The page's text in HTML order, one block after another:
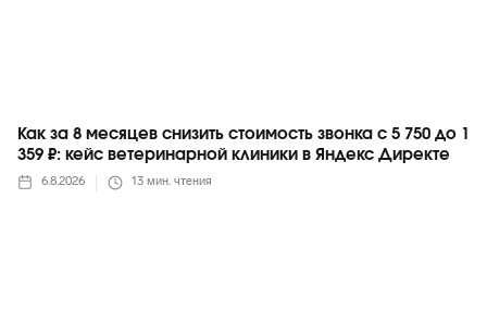
Как за 8 месяцев снизить стоимость звонка с 5 750 до 1
359 ₽: кейс ветеринарной клиники в Яндекс Директе
6.8.2026 13 мин. чтения